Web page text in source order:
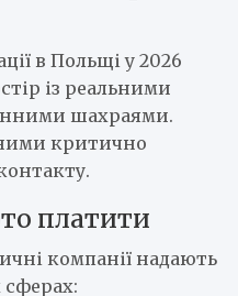
в Польщі у 2026
із реальними
шахраями.
критично
платити
компанії надають
сферах: